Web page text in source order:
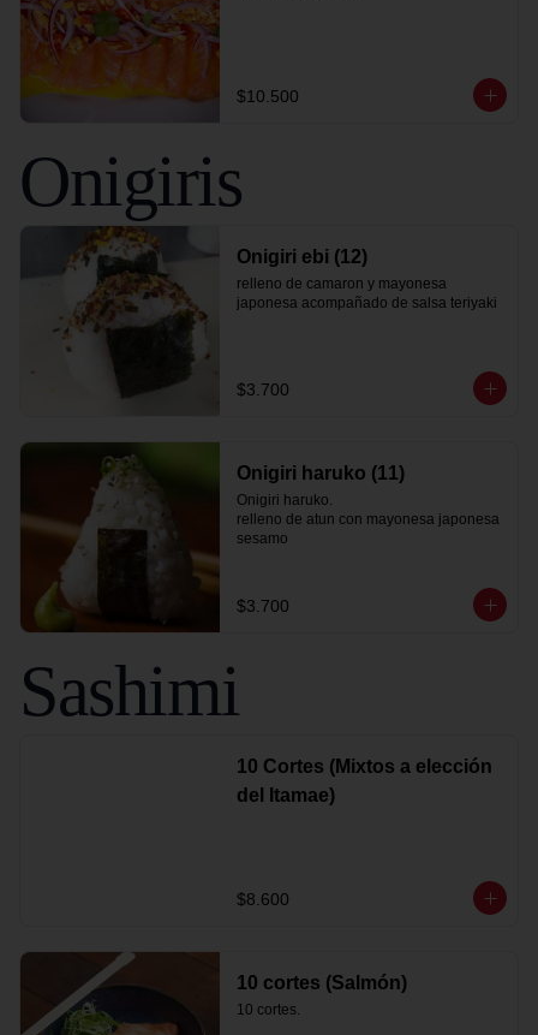
$10.500
Onigiris
Onigiri ebi (12)
relleno de camaron y mayonesa
japonesa acompañado de salsa teriyaki
$3.700
Onigiri haruko (11)
Onigiri haruko.
relleno de atun con mayonesa japonesa
sesamo
$3.700
Sashimi
10 Cortes (Mixtos a elección
del Itamae)
$8.600
10 cortes (Salmón)
10 cortes.